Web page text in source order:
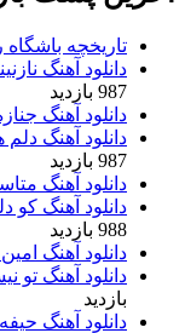
تاریخچه باشگاه
دانلود آهنگ
987 بازدید
دانلود آهنگ
دانلود آهنگ
987 بازدید
دانلود آهنگ
دانلود آهنگ کو
988 بازدید
دانلود آهنگ
دانلود آهنگ تو
بازدید
دانلود آهنگ